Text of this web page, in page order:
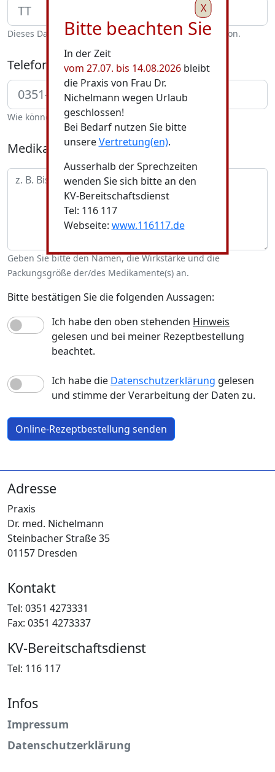
Dieses Datum ist Bestandteil der Patientenidentifikation.
Telefon
Wie können wir Sie bei Rückfragen erreichen?
Medikament(e)
Geben Sie bitte den Namen, die Wirkstärke und die
Packungsgröße der/des Medikamente(s) an.
Bitte bestätigen Sie die folgenden Aussagen:
Ich habe den oben stehenden Hinweis
gelesen und bei meiner Rezeptbestellung
beachtet.
Ich habe die Datenschutzerklärung gelesen
und stimme der Verarbeitung der Daten zu.
Online-Rezeptbestellung senden
Adresse
Praxis
Dr. med. Nichelmann
Steinbacher Straße 35
01157 Dresden
Kontakt
Tel: 0351 4273331
Fax: 0351 4273337
KV-Bereitschaftsdienst
Tel: 116 117
Infos
Impressum
Datenschutzerklärung
X
Bitte beachten Sie
In der Zeit
vom 27.07. bis 14.08.2026bleibt
die Praxis von Frau Dr.
Nichelmann wegen Urlaub
geschlossen!
Bei Bedarf nutzen Sie bitte
unsereVertretung(en).
Ausserhalb der Sprechzeiten
wenden Sie sich bitte an den
KV-Bereitschaftsdienst
Tel: 116 117
Webseite: www.116117.de